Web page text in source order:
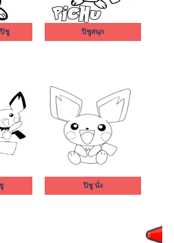
ชู ปิชูสนุก
ปิชู นั่ง